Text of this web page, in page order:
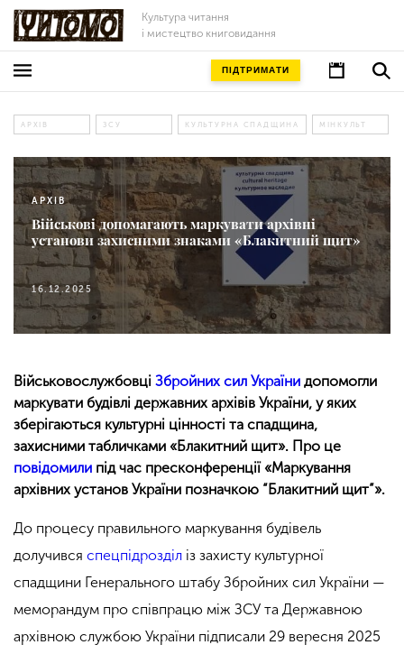
Культура читання
і мистецтво книговидання
ПІДТРИМАТИ
АРХІВ ЗСУ КУЛЬТУРНА СПАДЩИНА МІНКУЛЬТ
АРХІВ
Військові допомагають маркувати архівні
установи захисними знаками «Блакитний щит»
16.12.2025
Військовослужбовці Збройних сил України допомогли
маркувати будівлі державних архівів України, у яких
зберігаються культурні цінності та спадщина,
захисними табличками «Блакитний щит». Про це
повідомили під час пресконференції «Маркування
архівних установ України позначкою “Блакитний щит”».
До процесу правильного маркування будівель
долучився спецпідрозділ із захисту культурної
спадщини Генерального штабу Збройних сил України —
меморандум про співпрацю між ЗСУ та Державною
архівною службою України підписали 29 вересня 2025